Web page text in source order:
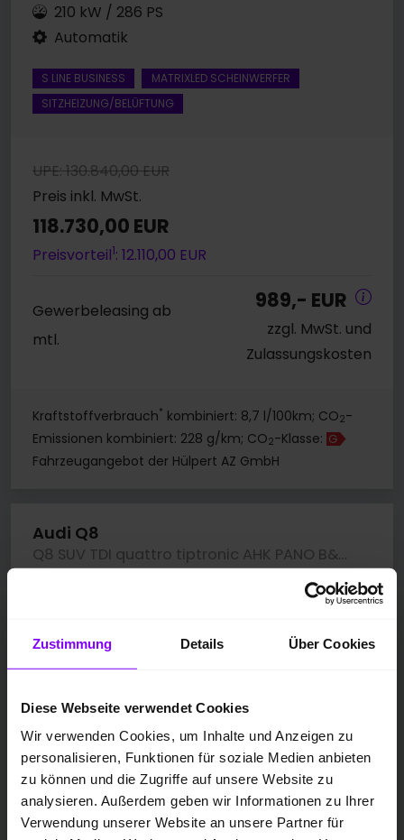
Zustimmung Details Über Cookies
Diese Webseite verwendet Cookies
Wir verwenden Cookies, um Inhalte und Anzeigen zu
personalisieren, Funktionen für soziale Medien anbieten
zu können und die Zugriffe auf unsere Website zu
analysieren. Außerdem geben wir Informationen zu Ihrer
Verwendung unserer Website an unsere Partner für
210 kW / 286 PS
Automatik
S LINE BUSINESS
MATRIXLED SCHEINWERFER
SITZHEIZUNG/BELÜFTUNG
UPE: 130.840,00 EUR
Preis inkl. MwSt.
118.730,00 EUR
Preisvorteil1: 12.110,00 EUR
Gewerbeleasing ab
mtl.
989,- EUR
zzgl. MwSt. und
Zulassungskosten
Kraftstoffverbrauch* kombiniert: 8,7 l/100km; CO2-
Emissionen kombiniert: 228 g/km; CO2-Klasse: G
Fahrzeugangebot der Hülpert AZ GmbH
Audi Q8
Q8 SUV TDI quattro tiptronic AHK PANO B&O LM23